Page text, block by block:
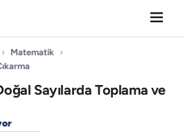
› Matematik ›
Sayılarda Toplama ve